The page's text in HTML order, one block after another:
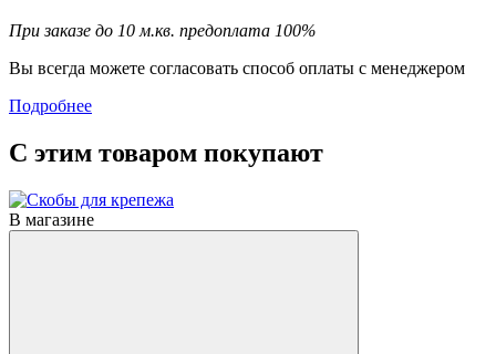
При заказе до 10 м.кв. предоплата 100%
Вы всегда можете согласовать способ оплаты с менеджером
Подробнее
С этим товаром покупают
В магазине